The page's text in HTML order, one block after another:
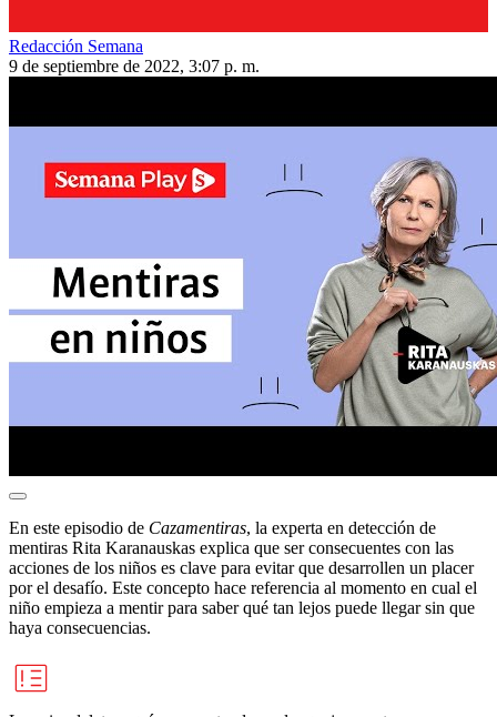
Redacción Semana
9 de septiembre de 2022, 3:07 p. m.
En este episodio de Cazamentiras, la experta en detección de
mentiras Rita Karanauskas explica que ser consecuentes con las
acciones de los niños es clave para evitar que desarrollen un placer
por el desafío. Este concepto hace referencia al momento en cual el
niño empieza a mentir para saber qué tan lejos puede llegar sin que
haya consecuencias.